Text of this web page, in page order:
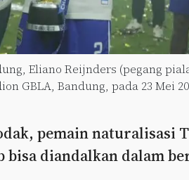
Eliano Reijnders (pegang
GBLA, Bandung, pada 23 Mei
pemain naturalisasi
bisa diandalkan dalam